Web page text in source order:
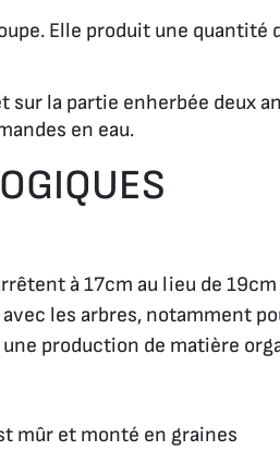
Elle produit une quantité
sur la partie enherbée deux
en eau.
à 17cm au lieu de
les arbres, notamment
production de matière
mûr et monté en graines